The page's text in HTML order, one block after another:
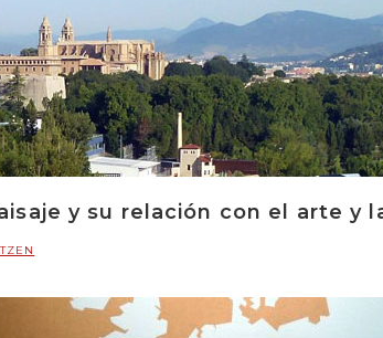
y su relación con el arte y